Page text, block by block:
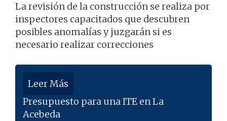
La revisión de la construcción se realiza por
inspectores capacitados que descubren
posibles anomalías y juzgarán si es
necesario realizar correcciones
Leer Más
Presupuesto para una ITE en La
Acebeda